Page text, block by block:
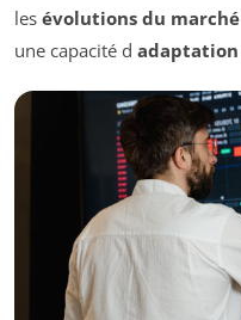
les évolutions du marché
une capacité d adaptation